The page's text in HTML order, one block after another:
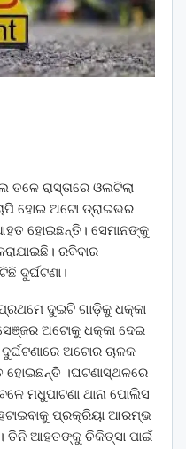
ରାସ୍ତାରେ ଓଲଟିଲା
ହୋଇ ଅଟୋ ଡ୍ରାଇଭର
ହୋଇଛନ୍ତି। ସେମାନଙ୍କୁ
ରବିବାର
ଦୁର୍ଘଟଣା।
ପ୍ରଥମେ ଦୁଇଟି ଗାଡ଼ିକୁ ଧକ୍କା
ଅଟୋକୁ ଧକ୍କା ଦେଇ
ଅଟୋର ଚାଳକ
ହୋଇଛନ୍ତି ।ଘଟଣାସ୍ଥଳରେ
ମଧୁପାଟଣା ଥାନା ପୋଲିସ
ହଟାଇବାକୁ ପ୍ରକ୍ରିୟା ଆରମ୍ଭ
ତିନି ଆହତଙ୍କୁ ଚିକିତ୍ସା ପାଇଁ